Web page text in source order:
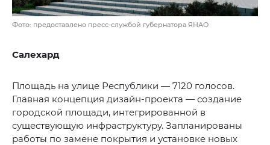
Фото: предоставлено пресс-службой губернатора ЯНАО
Салехард
Площадь на улице Республики — 7120 голосов.
Главная концепция дизайн-проекта — создание
городской площади, интегрированной в
существующую инфраструктуру. Запланированы
работы по замене покрытия и установке новых